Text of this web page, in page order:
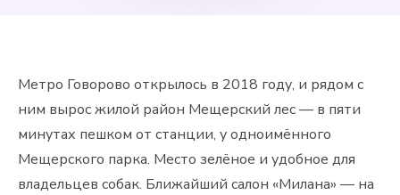
Метро Говорово открылось в 2018 году, и рядом с
ним вырос жилой район Мещерский лес — в пяти
минутах пешком от станции, у одноимённого
Мещерского парка. Место зелёное и удобное для
владельцев собак. Ближайший салон «Милана» — на